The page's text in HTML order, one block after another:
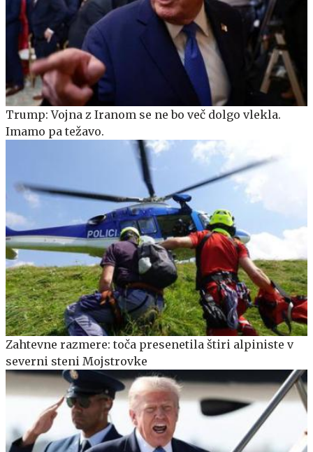
Trump: Vojna z Iranom se ne bo več dolgo vlekla.
Imamo pa težavo.
Zahtevne razmere: toča presenetila štiri alpiniste v
severni steni Mojstrovke